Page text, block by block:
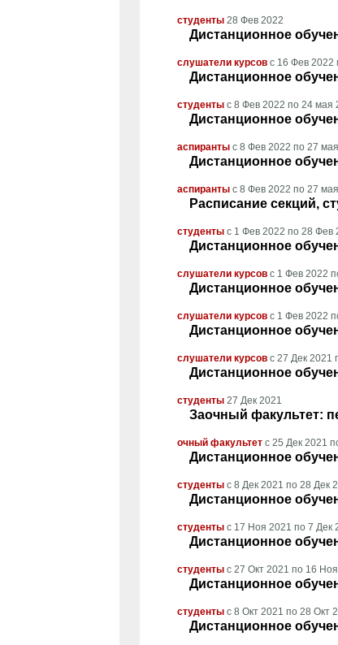
студенты 28 Фев 2022
Дистанционное
слушатели курсов с 16 Фев 2022
Дистанционное
студенты с 8 Фев 2022 по 24 мая
Дистанционное
аспиранты с 8 Фев 2022 по 27
Дистанционное
аспиранты с 8 Фев 2022 по 27
Расписание секций,
студенты с 1 Фев 2022 по 28 Фев
Дистанционное
слушатели курсов с 1 Фев 2022
Дистанционное
слушатели курсов с 1 Фев 2022
Дистанционное
слушатели курсов с 27 Дек 2021
Дистанционное
студенты 27 Дек 2021
Заочный факультет:
очный факультет с 25 Дек 2021
Дистанционное
студенты с 8 Дек 2021 по 28 Дек
Дистанционное
студенты с 17 Ноя 2021 по 7 Дек
Дистанционное
студенты с 27 Окт 2021 по 16
Дистанционное
студенты с 8 Окт 2021 по 28 Окт
Дистанционное